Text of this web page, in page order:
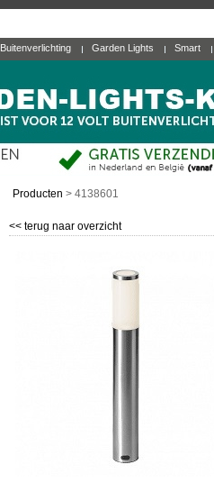
Buitenverlichting Garden Lights Smart
Producten > 4138601
<< terug naar overzicht